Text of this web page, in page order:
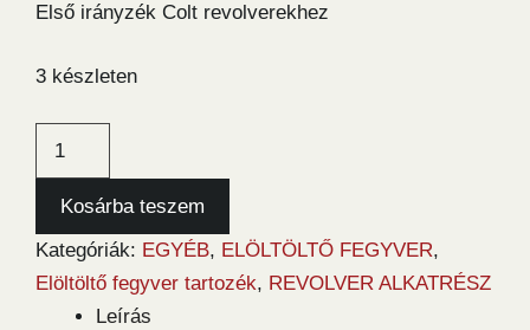
Első irányzék Colt revolverekhez
3 készleten
Pietta
Navy
első
irányzék
mennyiség
Kosárba teszem
Kategóriák: EGYÉB, ELÖLTÖLTŐ FEGYVER,
Elöltöltő fegyver tartozék, REVOLVER ALKATRÉSZ
Leírás